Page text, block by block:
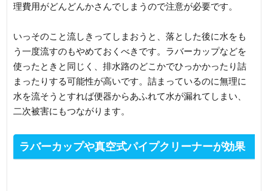
理費用がどんどんかさんでしまうので注意が必要です。
いっそのこと流しきってしまおうと、落とした後に水をも
う一度流すのもやめておくべきです。ラバーカップなどを
使ったときと同じく、排水路のどこかでひっかかったり詰
まったりする可能性が高いです。詰まっているのに無理に
水を流そうとすれば便器からあふれて水が漏れてしまい、
二次被害にもつながります。
ラバーカップや真空式パイプクリーナーが効果